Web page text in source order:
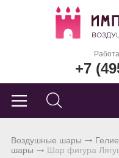
+7
Воздушные шары
шары
Шар фигура